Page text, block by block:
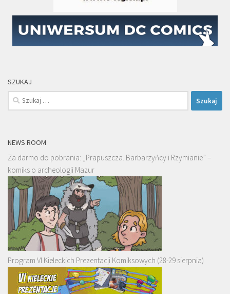
SZUKAJ
Szukaj:
NEWS ROOM
Za darmo do pobrania: „Prapuszcza. Barbarzyńcy i Rzymianie” –
komiks o archeologii Mazur
Program VI Kieleckich Prezentacji Komiksowych (28-29 sierpnia)